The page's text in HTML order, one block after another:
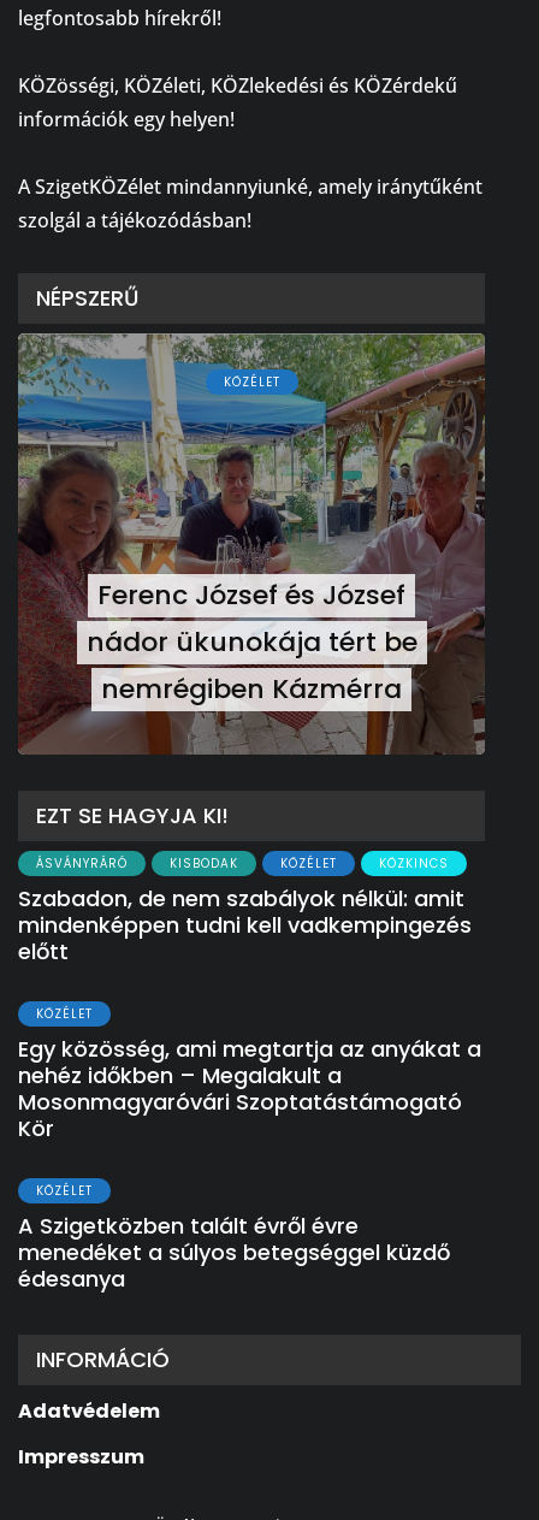
legfontosabb hírekről!
KÖZösségi, KÖZéleti, KÖZlekedési és KÖZérdekű
információk egy helyen!
A SzigetKÖZélet mindannyiunké, amely iránytűként
szolgál a tájékozódásban!
NÉPSZERŰ
KÖZÉLET
Ferenc József és József
nádor ükunokája tért be
nemrégiben Kázmérra
EZT SE HAGYJA KI!
ÁSVÁNYRÁRÓ KISBODAK KÖZÉLET KÖZKINCS
Szabadon, de nem szabályok nélkül: amit
mindenképpen tudni kell vadkempingezés
előtt
KÖZÉLET
Egy közösség, ami megtartja az anyákat a
nehéz időkben – Megalakult a
Mosonmagyaróvári Szoptatástámogató
Kör
KÖZÉLET
A Szigetközben talált évről évre
menedéket a súlyos betegséggel küzdő
édesanya
INFORMÁCIÓ
Adatvédelem
Impresszum